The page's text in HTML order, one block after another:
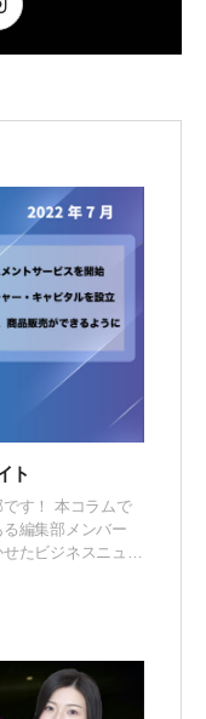
ト
ラムで
編集部メンバー
たビジネスニュー
る対談企画で